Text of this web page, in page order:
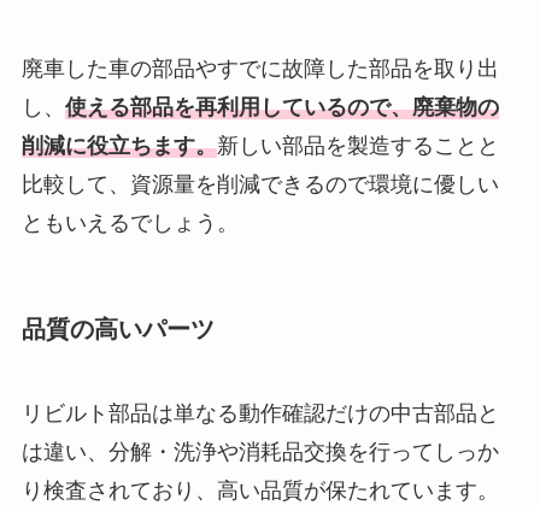
廃車した車の部品やすでに故障した部品を取り出
し、 使える部品を再利用しているので、廃棄物の
削減に役立ちます。新しい部品を製造することと
比較して、資源量を削減できるので環境に優しい
ともいえるでしょう。
品質の高いパーツ
リビルト部品は単なる動作確認だけの中古部品と
は違い、分解・洗浄や消耗品交換を行ってしっか
り検査されており、高い品質が保たれています。